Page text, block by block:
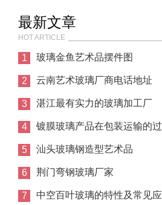
最新文章
HOT ARTICLE
1 玻璃金鱼艺术品摆件图
2 云南艺术玻璃厂商电话地址
3 湛江最有实力的玻璃加工厂
4 镀膜玻璃产品在包装运输的过
程中需要注意哪些事项
5 汕头玻璃钢造型艺术品
6 荆门弯钢玻璃厂家
7 中空百叶玻璃的特性及常见应